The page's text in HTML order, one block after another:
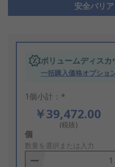
安全バリ
ボリュームディス
一括購入価格オプショ
1個小計：*
￥39,472.00
(税抜)
Add
to
Basket
個
数量を選択または入力